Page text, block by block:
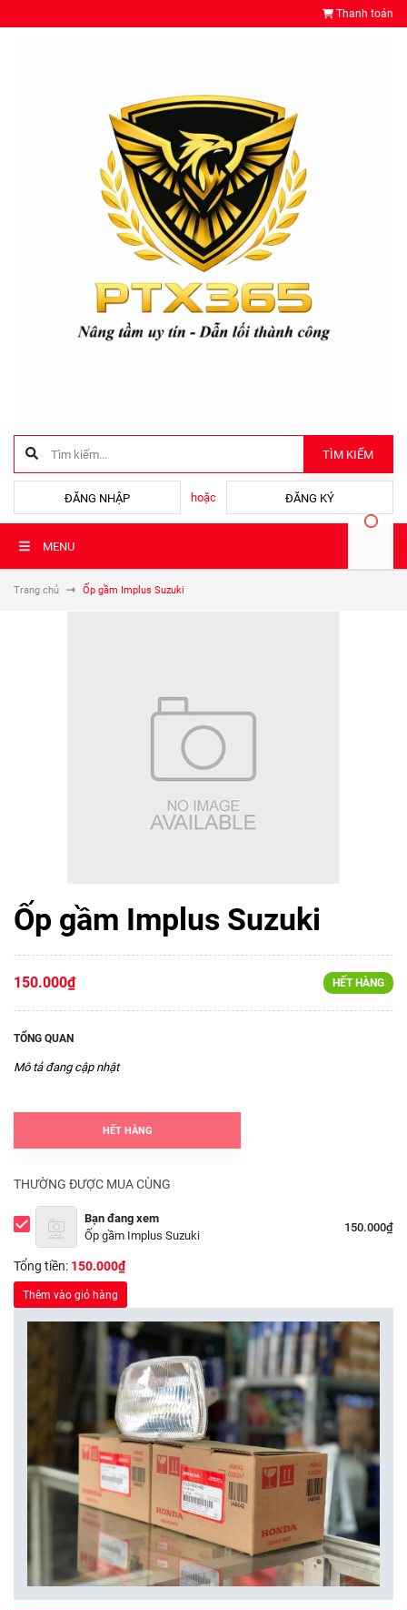
Thanh toán
TÌM KIẾM
ĐĂNG NHẬP hoặc ĐĂNG KÝ
MENU
Trang chủ Ốp gầm Implus Suzuki
Ốp gầm Implus Suzuki
150.000₫ HẾT HÀNG
TỔNG QUAN
Mô tả đang cập nhật
HẾT HÀNG
THƯỜNG ĐƯỢC MUA CÙNG
Bạn đang xem
Ốp gầm Implus Suzuki
150.000₫
Tổng tiền: 150.000₫
Thêm vào giỏ hàng